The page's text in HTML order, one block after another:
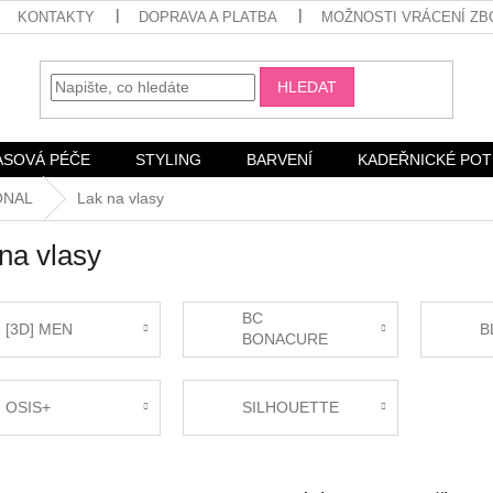
KONTAKTY DOPRAVA A PLATBA MOŽNOSTI VRÁCENÍ
HLEDAT
PÉČE STYLING BARVENÍ KADEŘNICKÉ
Lak na vlasy
vlasy
[3D] MEN
BC
BONACURE
OSIS+ SILHOUETTE